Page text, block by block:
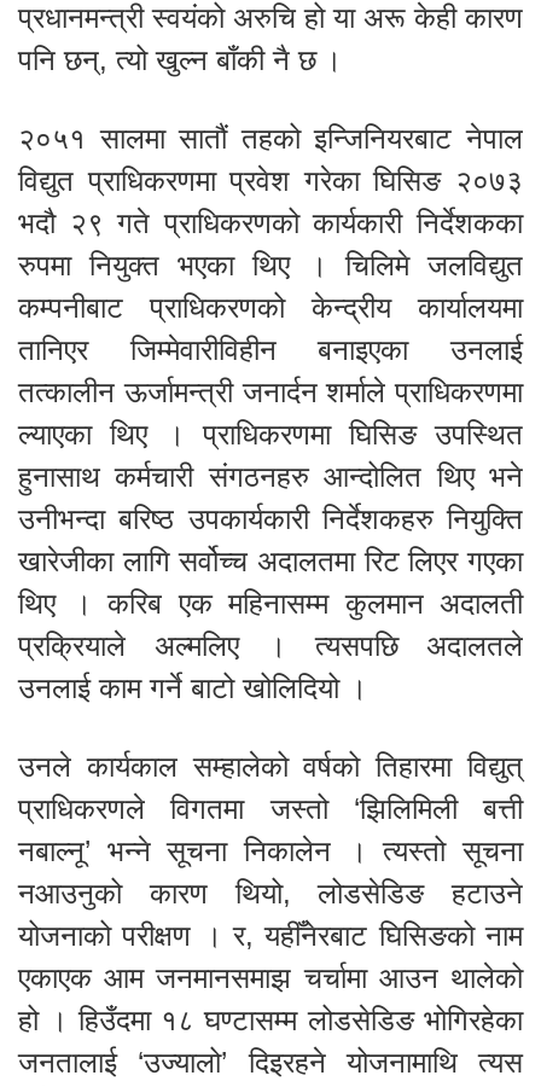
प्रधानमन्त्री स्वयंको अरुचि हो या अरू केही कारण
पनि छन्, त्यो खुल्न बाँकी नै छ ।
२०५१ सालमा सातौं तहको इन्जिनियरबाट नेपाल
विद्युत प्राधिकरणमा प्रवेश गरेका घिसिङ २०७३
भदौ २९ गते प्राधिकरणको कार्यकारी निर्देशकका
रुपमा नियुक्त भएका थिए । चिलिमे जलविद्युत
कम्पनीबाट प्राधिकरणको केन्द्रीय कार्यालयमा
तानिएर जिम्मेवारीविहीन बनाइएका उनलाई
तत्कालीन ऊर्जामन्त्री जनार्दन शर्माले प्राधिकरणमा
ल्याएका थिए । प्राधिकरणमा घिसिङ उपस्थित
हुनासाथ कर्मचारी संगठनहरु आन्दोलित थिए भने
उनीभन्दा बरिष्ठ उपकार्यकारी निर्देशकहरु नियुक्ति
खारेजीका लागि सर्वोच्च अदालतमा रिट लिएर गएका
थिए । करिब एक महिनासम्म कुलमान अदालती
प्रक्रियाले अल्मलिए । त्यसपछि अदालतले
उनलाई काम गर्ने बाटो खोलिदियो ।
उनले कार्यकाल सम्हालेको वर्षको तिहारमा विद्युत्
प्राधिकरणले विगतमा जस्तो ‘झिलिमिली बत्ती
नबाल्नू’ भन्ने सूचना निकालेन । त्यस्तो सूचना
नआउनुको कारण थियो, लोडसेडिङ हटाउने
योजनाको परीक्षण । र, यहीँनेरबाट घिसिङको नाम
एकाएक आम जनमानसमाझ चर्चामा आउन थालेको
हो । हिउँदमा १८ घण्टासम्म लोडसेडिङ भोगिरहेका
जनतालाई ‘उज्यालो’ दिइरहने योजनामाथि त्यस